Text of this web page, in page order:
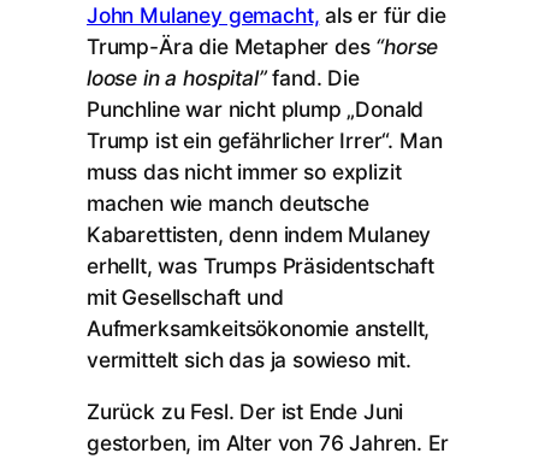
John Mulaney gemacht, als er für die
Trump-Ära die Metapher des “horse
loose in a hospital”fand. Die
Punchline war nicht plump „Donald
Trump ist ein gefährlicher Irrer“. Man
muss das nicht immer so explizit
machen wie manch deutsche
Kabarettisten, denn indem Mulaney
erhellt, was Trumps Präsidentschaft
mit Gesellschaft und
Aufmerksamkeitsökonomie anstellt,
vermittelt sich das ja sowieso mit.
Zurück zu Fesl. Der ist Ende Juni
gestorben, im Alter von 76 Jahren. Er